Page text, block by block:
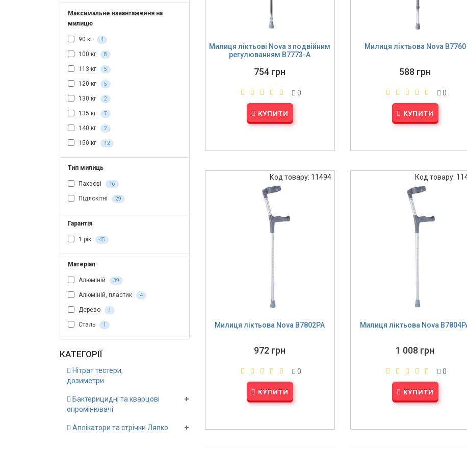
Максимальне навантаження на
милицю
90 кг 4
100 кг 8
113 кг 5
120 кг 5
130 кг 2
135 кг 7
140 кг 2
150 кг 12
Тип милиць
Пахвові 16
Підлокітні 29
Гарантія
1 рік 45
Матеріал
Алюміній 39
Алюміній, пластик 4
Дерево 1
Сталь 1
КАТЕГОРІЇ
Нітрат тестери,
дозиметри
Бактерицидні та кварцові
опромінювачі
Аплікатори та стрічки Ляпко
Милиця ліктьові Nova з подвійним
регулюванням B7773-A
754 грн
0
КУПИТИ
Милиця ліктьова Nova B7760
588 грн
0
КУПИТИ
Код товару: 11494
Милиця ліктьова Nova B7802PA
972 грн
0
КУПИТИ
Код товару:
Милиця ліктьова Nova
1 008 грн
0
КУПИТИ